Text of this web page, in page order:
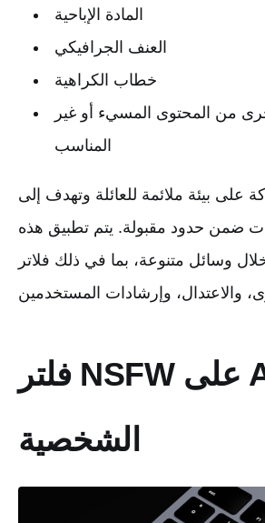
المادة الإباحية
العنف الجرافيكي
خطاب الكراهية
من المحتوى المسيء أو غير
المناسب
على بيئة ملائمة للعائلة وتهدف إلى
ضمن حدود مقبولة. يتم تطبيق هذه
وسائل متنوعة، بما في ذلك فلاتر
فلتر NSFW على AI
الشخصية